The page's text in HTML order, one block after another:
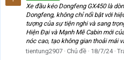
Xe đầu kéo Dongfeng GX450 là
Dongfeng, không chỉ nổi bật với
tượng của sự tiện nghi và sang
Hiện Đại và Mạnh Mẽ Cabin mới
nóc cao, tạo không gian thoải mái
tientung2907 Chủ đề 18/7/24